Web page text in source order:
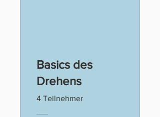
Basics des
Drehens
4 Teilnehmer